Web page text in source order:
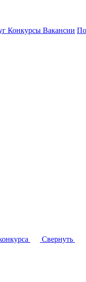
Конкурсы Вакансии
Свернуть